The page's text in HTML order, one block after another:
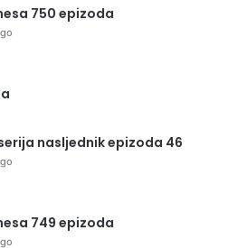
750 epizoda
nasljednik epizoda 46
749 epizoda